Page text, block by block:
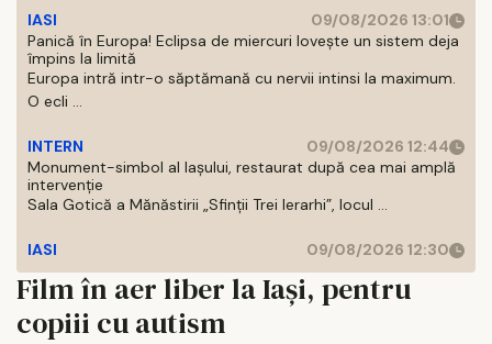
IASI
09/08/2026 13:01
Panică în Europa! Eclipsa de miercuri lovește un sistem deja
împins la limită
Europa intră intr-o săptămană cu nervii intinsi la maximum.
O ecli ...
INTERN
09/08/2026 12:44
Monument-simbol al Iaşului, restaurat după cea mai amplă
intervenţie
Sala Gotică a Mănăstirii „Sfinţii Trei Ierarhi”, locul ...
IASI 09/08/2026 12:30
Film în aer liber la Iași, pentru
copiii cu autism